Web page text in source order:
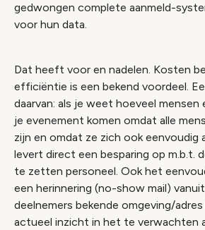
gedwongen complete aanmeld-
voor hun data.
Dat heeft voor en nadelen. Kosten
efficiëntie is een bekend voordeel.
daarvan: als je weet hoeveel mensen
je evenement komen omdat alle
zijn en omdat ze zich ook eenvoudig
levert direct een besparing op m.b.t.
te zetten personeel. Ook het
een herinnering (no-show mail)
deelnemers bekende omgeving/
actueel inzicht in het te verwachten